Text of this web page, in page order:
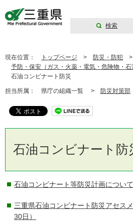
検索
現在位置： トップページ > 防災・防犯 >
予防・保安（ガス・火薬・電気・危険物・石
石油コンビナート防災
担当所属： 県庁の組織一覧 > 防災対策部
石油コンビナート防
石油コンビナート等防災計画について
三重県石油コンビナート防災アセス
30日）